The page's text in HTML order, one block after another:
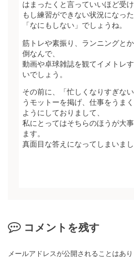
はまったくと言っていいほど受け
もし練習ができない状況になっ
「なにもしない」でしょうね。
筋トレや素振り、ランニングと
倒なんで、
動画や卓球雑誌を観てイメトレ
いでしょう。
その前に、「忙しくなりすぎな
うモットーを掲げ、仕事をうま
ようにしておりまして、
私にとってはそちらのほうが大
ます。
真面目な答えになってしまいま
コメントを残す
メールアドレスが公開されることはあり